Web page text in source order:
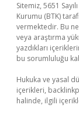
Sitemiz, 5651
Kurumu (BTK)
vermektedir. Bu
veya araştırma
yazdıkları
bu sorumluluğu
Hukuka ve yasal
içerikleri,
halinde, ilgili